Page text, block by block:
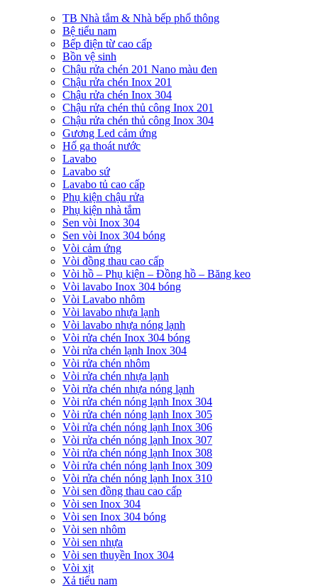
TB Nhà tắm & Nhà bếp phổ thông
Bệ tiểu nam
Bếp điện từ cao cấp
Bồn vệ sinh
Chậu rửa chén 201 Nano màu đen
Chậu rửa chén Inox 201
Chậu rửa chén Inox 304
Chậu rửa chén thủ công Inox 201
Chậu rửa chén thủ công Inox 304
Gương Led cảm ứng
Hố ga thoát nước
Lavabo
Lavabo sứ
Lavabo tủ cao cấp
Phụ kiện chậu rửa
Phụ kiện nhà tắm
Sen vòi Inox 304
Sen vòi Inox 304 bóng
Vòi cảm ứng
Vòi đồng thau cao cấp
Vòi hồ – Phụ kiện – Đồng hồ – Băng keo
Vòi lavabo Inox 304 bóng
Vòi Lavabo nhôm
Vòi lavabo nhựa lạnh
Vòi lavabo nhựa nóng lạnh
Vòi rửa chén Inox 304 bóng
Vòi rửa chén lạnh Inox 304
Vòi rửa chén nhôm
Vòi rửa chén nhựa lạnh
Vòi rửa chén nhựa nóng lạnh
Vòi rửa chén nóng lạnh Inox 304
Vòi rửa chén nóng lạnh Inox 305
Vòi rửa chén nóng lạnh Inox 306
Vòi rửa chén nóng lạnh Inox 307
Vòi rửa chén nóng lạnh Inox 308
Vòi rửa chén nóng lạnh Inox 309
Vòi rửa chén nóng lạnh Inox 310
Vòi sen đồng thau cao cấp
Vòi sen Inox 304
Vòi sen Inox 304 bóng
Vòi sen nhôm
Vòi sen nhựa
Vòi sen thuyền Inox 304
Vòi xịt
Xả tiểu nam